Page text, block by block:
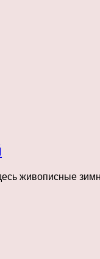
живописные